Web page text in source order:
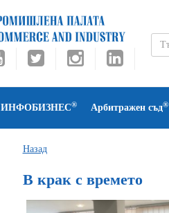
ИНФОБИЗНЕС® Арбитражен съд®
Назад
В крак с времето